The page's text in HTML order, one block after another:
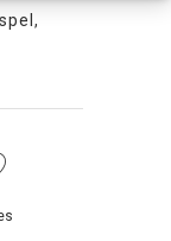
spel ,